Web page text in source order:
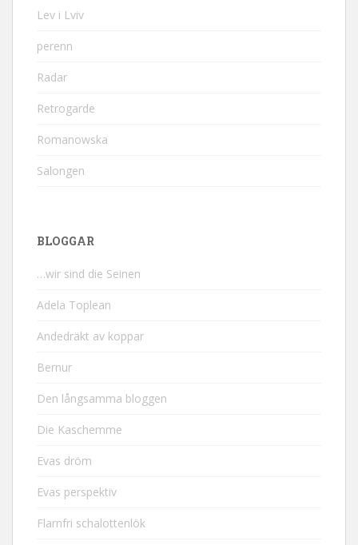
Lev i Lviv
perenn
Radar
Retrogarde
Romanowska
Salongen
BLOGGAR
…wir sind die Seinen
Adela Toplean
Andedräkt av koppar
Bernur
Den långsamma bloggen
Die Kaschemme
Evas dröm
Evas perspektiv
Flarnfri schalottenlök